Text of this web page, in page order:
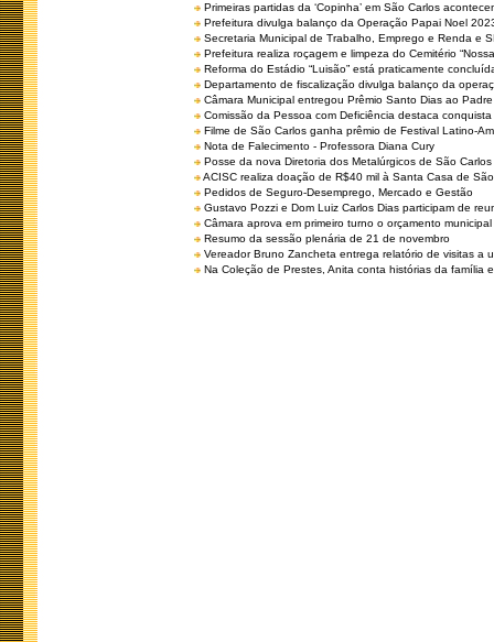
Primeiras partidas da ‘Copinha’ em São Carlos
Prefeitura divulga balanço da Operação Papai Noel
Secretaria Municipal de Trabalho, Emprego e Renda e
Prefeitura realiza roçagem e limpeza do Cemitério
Reforma do Estádio “Luisão” está praticamente
Departamento de fiscalização divulga balanço da
Câmara Municipal entregou Prêmio Santo Dias ao
Comissão da Pessoa com Deficiência destaca
Filme de São Carlos ganha prêmio de Festival Latino-
Nota de Falecimento - Professora Diana Cury
Posse da nova Diretoria dos Metalúrgicos de São
ACISC realiza doação de R$40 mil à Santa Casa de
Pedidos de Seguro-Desemprego, Mercado e Gestão
Gustavo Pozzi e Dom Luiz Carlos Dias participam de
Câmara aprova em primeiro turno o orçamento
Resumo da sessão plenária de 21 de novembro
Vereador Bruno Zancheta entrega relatório de visitas a
Na Coleção de Prestes, Anita conta histórias da família